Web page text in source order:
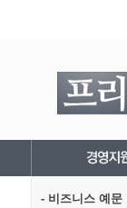
- 비즈니스 예문